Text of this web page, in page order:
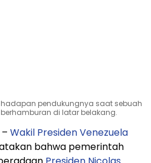
hadapan pendukungnya saat sebuah
di latar belakang.
– Wakil Presiden Venezuela
bahwa pemerintah